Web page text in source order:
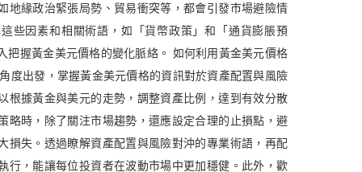
地緣政治緊張局勢、貿易衝突等，都會引發市場避險情
些因素和相關術語，如「貨幣政策」和「通貨膨脹預
把握黃金美元價格的變化脈絡。 如何利用黃金美元價格
度出發，掌握黃金美元價格的資訊對於資產配置與風險
根據黃金與美元的走勢，調整資產比例，達到有效分散
略時，除了關注市場趨勢，還應設定合理的止損點，避
損失。透過瞭解資產配置與風險對沖的專業術語，再配
行，能讓每位投資者在波動市場中更加穩健。此外，歡